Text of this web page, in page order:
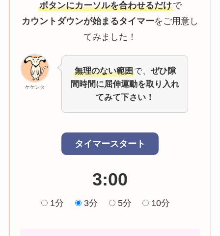
ボタンにカーソルを合わせるだけで
カウントダウンが始まるタイマーをご用意し
てみました！
ケケンタ
無理のない範囲で、 ぜひ隙
間時間に屈伸運動を取り入れ
てみて下さい！
タイマースタート
3:00
1分 3分 5分 10分